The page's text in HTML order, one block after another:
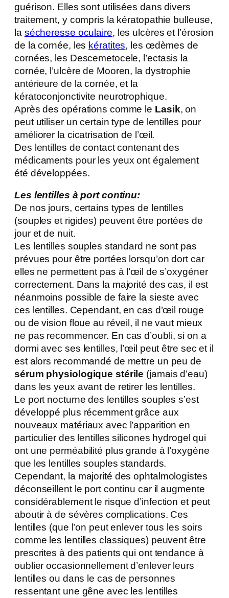
guérison. Elles sont utilisées dans divers
traitement, y compris la kératopathie bulleuse,
la sécheresse oculaire, les ulcères et l’érosion
de la cornée, les kératites, les œdèmes de
cornées, les Descemetocele, l’ectasis la
cornée, l’ulcère de Mooren, la dystrophie
antérieure de la cornée, et la
kératoconjonctivite neurotrophique.
Après des opérations comme le Lasik, on
peut utiliser un certain type de lentilles pour
améliorer la cicatrisation de l’œil.
Des lentilles de contact contenant des
médicaments pour les yeux ont également
été développées.
Les lentilles à port continu:
De nos jours, certains types de lentilles
(souples et rigides) peuvent être portées de
jour et de nuit.
Les lentilles souples standard ne sont pas
prévues pour être portées lorsqu’on dort car
elles ne permettent pas à l’œil de s’oxygéner
correctement. Dans la majorité des cas, il est
néanmoins possible de faire la sieste avec
ces lentilles. Cependant, en cas d’œil rouge
ou de vision floue au réveil, il ne vaut mieux
ne pas recommencer. En cas d’oubli, si on a
dormi avec ses lentilles, l’œil peut être sec et il
est alors recommandé de mettre un peu de
sérum physiologique stérile (jamais d’eau)
dans les yeux avant de retirer les lentilles.
Le port nocturne des lentilles souples s’est
développé plus récemment grâce aux
nouveaux matériaux avec l’apparition en
particulier des lentilles silicones hydrogel qui
ont une perméabilité plus grande à l’oxygène
que les lentilles souples standards.
Cependant, la majorité des ophtalmologistes
déconseillent le port continu car il augmente
considérablement le risque d’infection et peut
aboutir à de sévères complications. Ces
lentilles (que l’on peut enlever tous les soirs
comme les lentilles classiques) peuvent être
prescrites à des patients qui ont tendance à
oublier occasionnellement d’enlever leurs
lentilles ou dans le cas de personnes
ressentant une gêne avec les lentilles